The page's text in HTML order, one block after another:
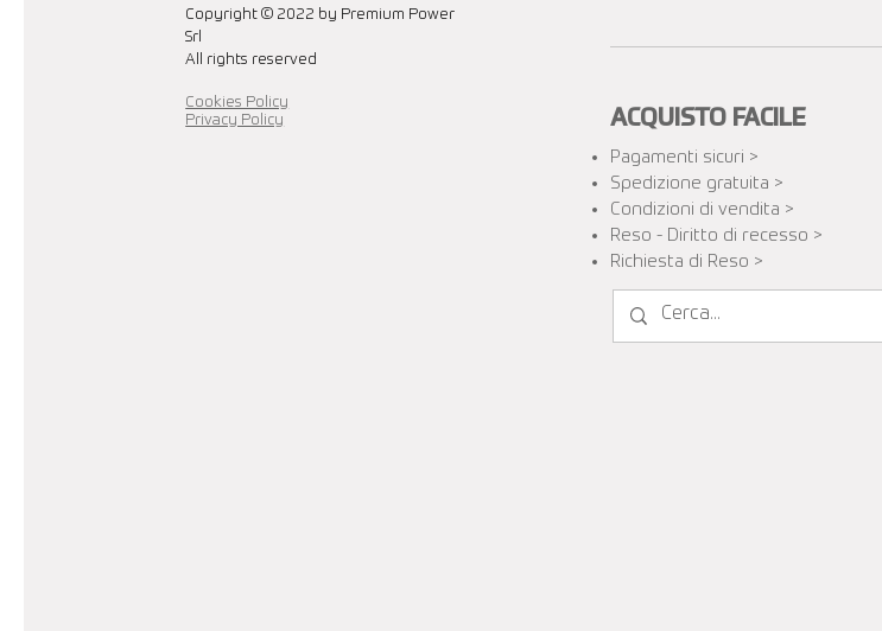
Copyright © 2022 by Premium Power
Srl
All rights reserved
Cookies Policy
Privacy Policy
ACQUISTO FACILE
Pagamenti sicuri >
Spedizione gratuita​ >
Condizioni di vendita >
Reso - Diritto di recesso >
Richiesta di Reso >